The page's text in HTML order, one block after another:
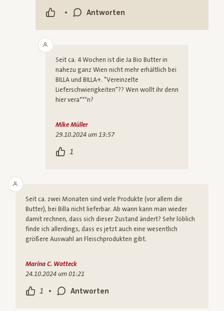
• Antworten
Seit ca. 4 Wochen ist die Ja Bio Butter in
nahezu ganz Wien nicht mehr erhältlich bei
BILLA und BILLA+. "Vereinzelte
Lieferschwierigkeiten"?? Wen wollt ihr denn
hier vera***n?
1
Mike Müller
29.10.2024 um 13:57
Seit ca. zwei Monaten sind viele Produkte (vor allem die
Butter), bei Billa nicht lieferbar. Ab wann kann man wieder
damit rechnen, dass sich dieser Zustand ändert? Sehr löblich
finde ich allerdings, dass es jetzt auch eine wesentlich
größere Auswahl an Fleischprodukten gibt.
1 • Antworten
Marina C. Watteck
24.10.2024 um 01:21